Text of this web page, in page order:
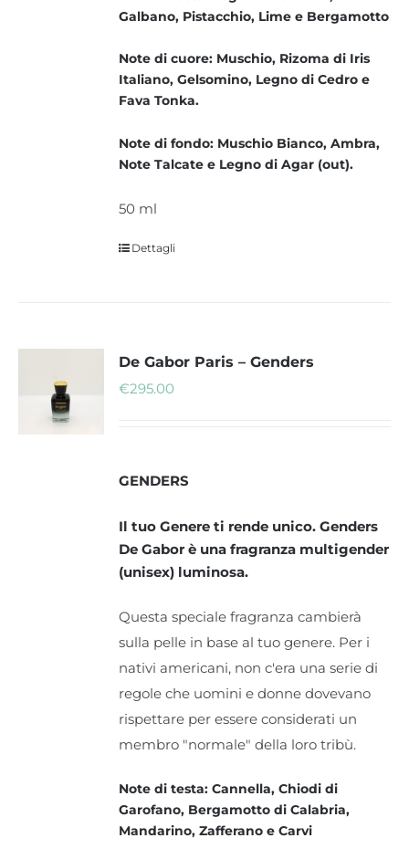
Galbano, Pistacchio, Lime e Bergamotto
Note di cuore: Muschio, Rizoma di Iris
Italiano, Gelsomino, Legno di Cedro e
Fava Tonka.
Note di fondo: Muschio Bianco, Ambra,
Note Talcate e Legno di Agar (out).
50 ml
Dettagli
De Gabor Paris – Genders
€295.00
GENDERS
Il tuo Genere ti rende unico. Genders
De Gabor è una fragranza multigender
(unisex) luminosa.
Questa speciale fragranza cambierà
sulla pelle in base al tuo genere. Per i
nativi americani, non c'era una serie di
regole che uomini e donne dovevano
rispettare per essere considerati un
membro "normale" della loro tribù.
Note di testa: Cannella, Chiodi di
Garofano, Bergamotto di Calabria,
Mandarino, Zafferano e Carvi